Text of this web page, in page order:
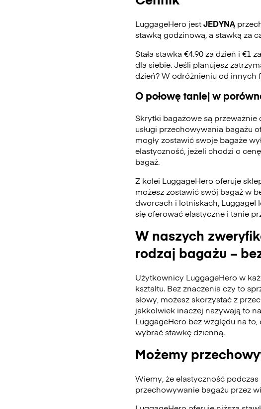
LuggageHero jestJEDYNĄ
stawką godzinową, a stawką za
Stała stawka €4.90 za dzień i €1
dla siebie. Jeśli planujesz
dzień? W odróżnieniu od innych
O połowę taniej w
Skrytki bagażowe są
usługi przechowywania bagażu
mogły zostawić swoje bagaże
elastyczność, jeżeli chodzi o
bagaż.
Z kolei LuggageHero oferuje
możesz zostawić swój bagaż w
dworcach i lotniskach,
się oferować elastyczne i tanie
W naszych
rodzaj bagażu –
Użytkownicy LuggageHero w
kształtu. Bez znaczenia czy to
słowy, możesz skorzystać z
jakkolwiek inaczej nazywają to
LuggageHero bez względu na
wybrać stawkę dzienną.
Możemy
Wiemy, że elastyczność
przechowywanie bagażu przez